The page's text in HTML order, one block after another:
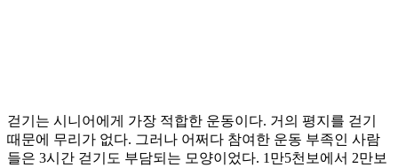
걷기는 시니어에게 가장 적합한 운동이다. 거의 평지를 걷기
때문에 무리가 없다. 그러나 어쩌다 참여한 운동 부족인 사람
들은 3시간 걷기도 부담되는 모양이었다. 1만5천보에서 2만보